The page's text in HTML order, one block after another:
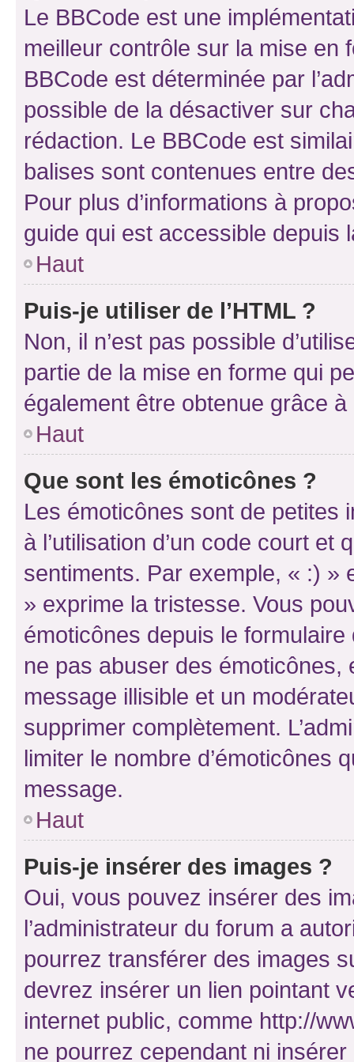
Le BBCode est une
meilleur contrôle sur la mise en
BBCode est déterminée par
possible de la désactiver sur
rédaction. Le BBCode est
balises sont contenues entre
Pour plus d’informations à
guide qui est accessible depuis
Haut
Puis-je utiliser de l’HTML ?
Non, il n’est pas possible
partie de la mise en forme qui
également être obtenue grâce à
Haut
Que sont les émoticônes ?
Les émoticônes sont de petites
à l’utilisation d’un code court et
sentiments. Par exemple, « :) »
» exprime la tristesse. Vous
émoticônes depuis le
ne pas abuser des
message illisible et un
supprimer complètement.
limiter le nombre d’émoticônes
message.
Haut
Puis-je insérer des images ?
Oui, vous pouvez insérer des
l’administrateur du forum a
pourrez transférer des images
devrez insérer un lien pointant
internet public, comme http://
ne pourrez cependant ni